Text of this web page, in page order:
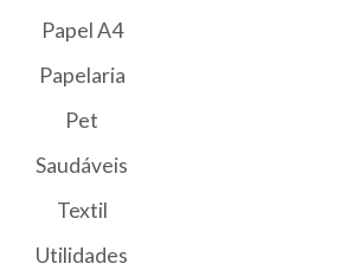
Papel A4
Papelaria
Pet
Saudáveis
Textil
Utilidades